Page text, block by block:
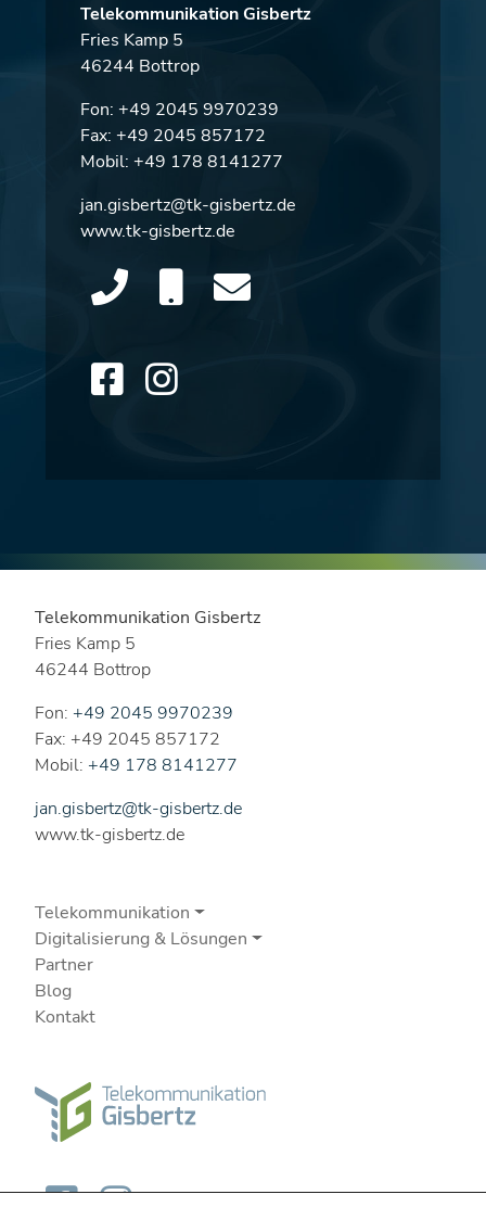
Telekommunikation Gisbertz
Fries Kamp 5
46244 Bottrop
Fon: +49 2045 9970239
Fax: +49 2045 857172
Mobil: +49 178 8141277
jan.gisbertz@tk-gisbertz.de
www.tk-gisbertz.de
Telekommunikation Gisbertz
Fries Kamp 5
46244 Bottrop
Fon: +49 2045 9970239
Fax: +49 2045 857172
Mobil: +49 178 8141277
jan.gisbertz@tk-gisbertz.de
www.tk-gisbertz.de
Telekommunikation
Digitalisierung & Lösungen
Partner
Blog
Kontakt